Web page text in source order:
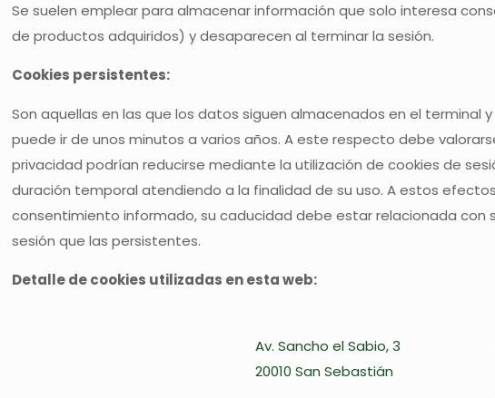
Se suelen emplear para almacenar información que solo interesa
de productos adquiridos) y desaparecen al terminar la sesión.
Cookies persistentes:
Son aquellas en las que los datos siguen almacenados en el
puede ir de unos minutos a varios años. A este respecto debe
privacidad podrían reducirse mediante la utilización de cookies de
duración temporal atendiendo a la finalidad de su uso. A estos
consentimiento informado, su caducidad debe estar relacionada con
sesión que las persistentes.
Detalle de cookies utilizadas en esta web:
Av. Sancho el Sabio, 3
20010 San Sebastián